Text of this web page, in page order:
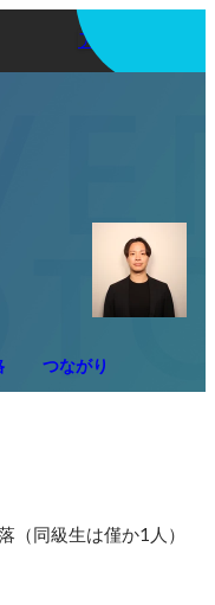
アプリを使う
つながり
（同級生は僅か1人）